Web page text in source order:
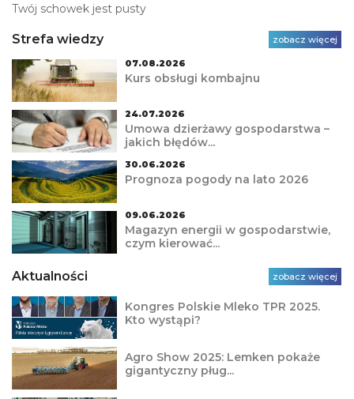
Twój schowek jest pusty
Strefa wiedzy zobacz więcej
07.08.2026
Kurs obsługi kombajnu
24.07.2026
Umowa dzierżawy gospodarstwa –
jakich błędów...
30.06.2026
Prognoza pogody na lato 2026
09.06.2026
Magazyn energii w gospodarstwie,
czym kierować...
Aktualności zobacz więcej
Kongres Polskie Mleko TPR 2025.
Kto wystąpi?
Agro Show 2025: Lemken pokaże
gigantyczny pług...